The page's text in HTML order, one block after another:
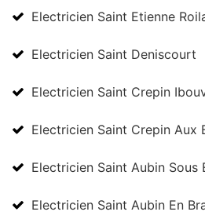
Electricien Saint Etienne
Electricien Saint Deniscourt
Electricien Saint Crepin
Electricien Saint Crepin Aux
Electricien Saint Aubin Sous
Electricien Saint Aubin En